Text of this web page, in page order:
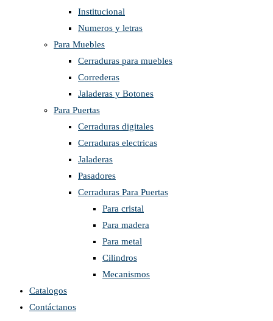
Institucional
Numeros y letras
Para Muebles
Cerraduras para muebles
Correderas
Jaladeras y Botones
Para Puertas
Cerraduras digitales
Cerraduras electricas
Jaladeras
Pasadores
Cerraduras Para Puertas
Para cristal
Para madera
Para metal
Cilindros
Mecanismos
Catalogos
Contáctanos